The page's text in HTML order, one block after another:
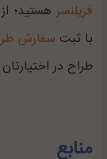
فریلنسرهستید؛
با ثبت سفارش
طراح در
منابع